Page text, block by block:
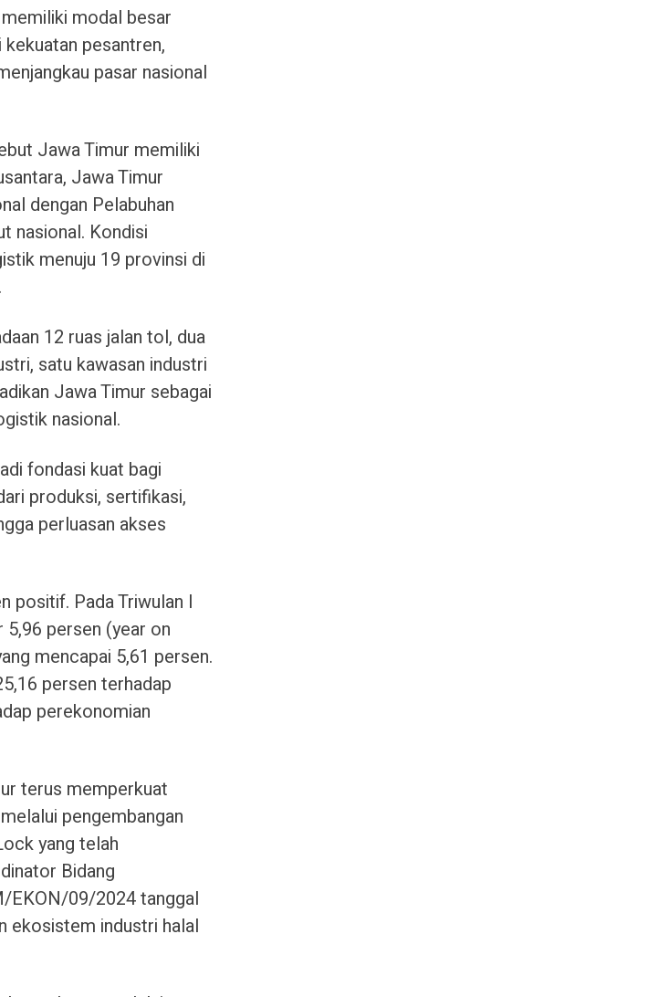
modal besar
pesantren,
pasar nasional
Jawa Timur memiliki
Jawa Timur
dengan Pelabuhan
nasional. Kondisi
menuju 19 provinsi di
12 ruas jalan tol, dua
satu kawasan industri
Jawa Timur sebagai
nasional.
fondasi kuat bagi
produksi, sertifikasi,
perluasan akses
positif. Pada Triwulan I
persen (year on
mencapai 5,61 persen.
persen terhadap
perekonomian
terus memperkuat
pengembangan
yang telah
Bidang
EKON/09/2024 tanggal
ekosistem industri halal